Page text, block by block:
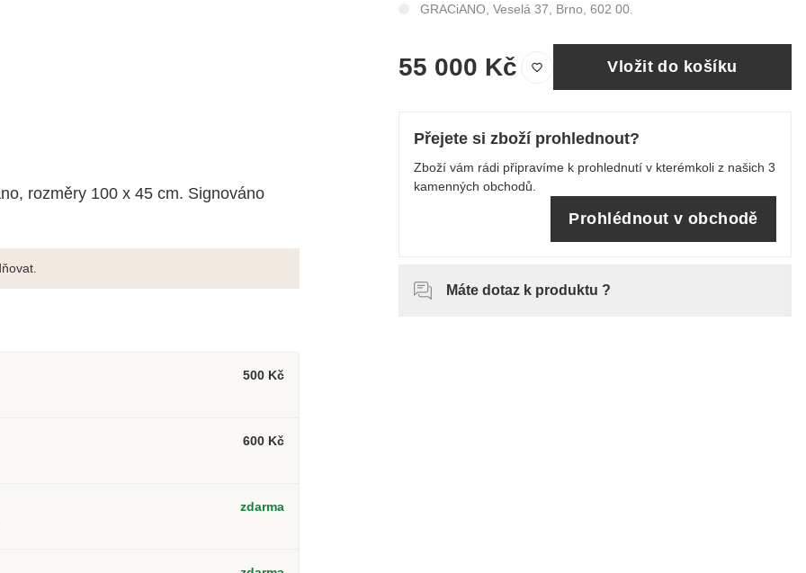
GRACiANO, Veselá 37, Brno, 602 00.
55 000 Kč Vložit do košíku
Přejete si zboží prohlednout?
Zboží vám rádi připravíme k prohlednutí v kterémkoli z našich 3
kamenných obchodů.
Prohlédnout v obchodě
Máte dotaz k produktu ?
rozměry 100 x 45 cm. Signováno
500 Kč
600 Kč
zdarma